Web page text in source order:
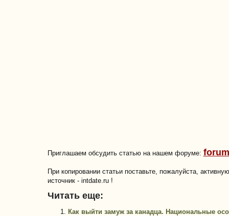
Приглашаем обсудить статью на нашем форуме:
При копировании статьи поставьте, пожалуйста,
источник - intdate.ru !
Читать еще:
Как выйти замуж за канадца. Национальные